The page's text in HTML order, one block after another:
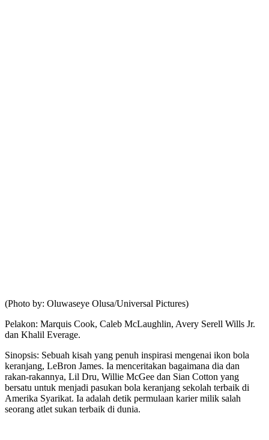
(Photo by: Oluwaseye Olusa/Universal Pictures)
Pelakon: Marquis Cook, Caleb McLaughlin, Avery Serell Wills Jr.
dan Khalil Everage.
Sinopsis: Sebuah kisah yang penuh inspirasi mengenai ikon bola
keranjang, LeBron James. Ia menceritakan bagaimana dia dan
rakan-rakannya, Lil Dru, Willie McGee dan Sian Cotton yang
bersatu untuk menjadi pasukan bola keranjang sekolah terbaik di
Amerika Syarikat. Ia adalah detik permulaan karier milik salah
seorang atlet sukan terbaik di dunia.